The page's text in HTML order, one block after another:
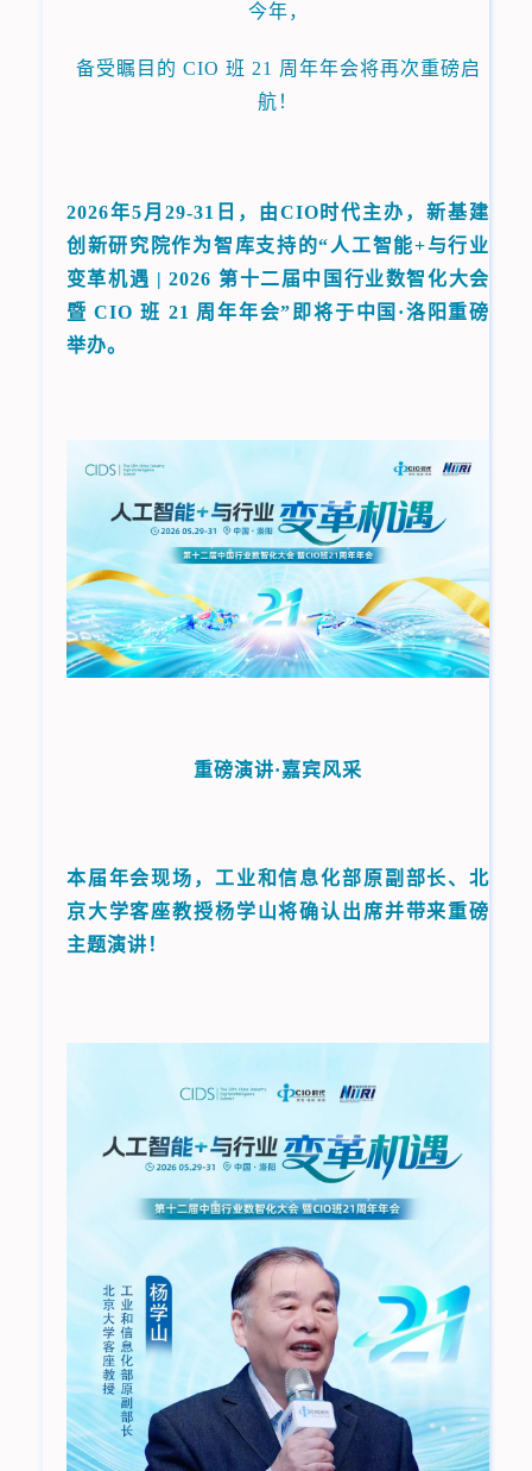
今年，
备受瞩目的 CIO 班 21 周年年会将再次重磅启
航！
2026年5月29-31日，由CIO时代主办，新基建
创新研究院作为智库支持的“人工智能+与行业
变革机遇 | 2026 第十二届中国行业数智化大会
暨 CIO 班 21 周年年会”即将于中国·洛阳重磅
举办。
重磅演讲·嘉宾风采
本届年会现场，工业和信息化部原副部长、北
京大学客座教授杨学山将确认出席并带来重磅
主题演讲！